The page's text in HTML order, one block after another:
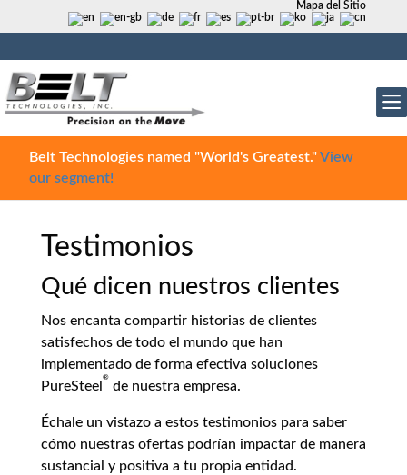
Mapa del Sitio
Belt Technologies named "World's Greatest."View
our segment!
Testimonios
Qué dicen nuestros clientes
Nos encanta compartir historias de clientes
satisfechos de todo el mundo que han
implementado de forma efectiva soluciones
PureSteel
®
de nuestra empresa.
Échale un vistazo a estos testimonios para saber
cómo nuestras ofertas podrían impactar de manera
sustancial y positiva a tu propia entidad.